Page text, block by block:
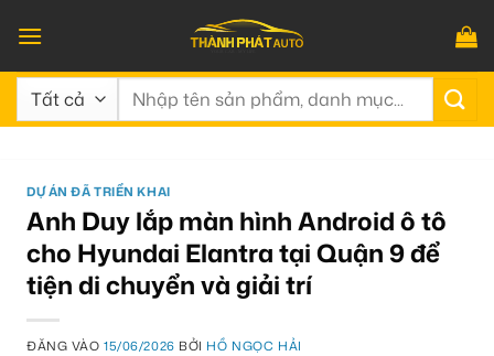
qua
nội
dung
Tìm
DỰ ÁN ĐÃ TRIỂN KHAI
Anh Duy lắp màn hình Android ô tô
cho Hyundai Elantra tại Quận 9 để
tiện di chuyển và giải trí
ĐĂNG VÀO15/06/2026 BỞI HỒ NGỌC HẢI